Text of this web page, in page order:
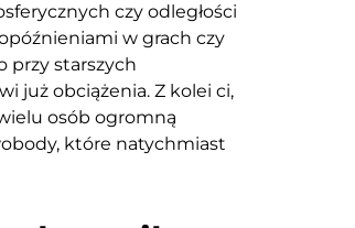
czy odległości
w grach czy
przy starszych
już obciążenia. Z kolei ci,
osób ogromną
które natychmiast